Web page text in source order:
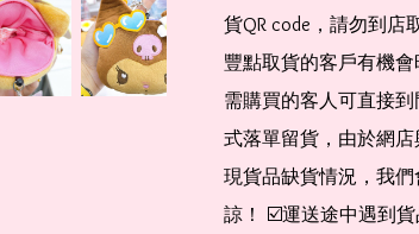
貨QR code，請勿到
豐點取貨的客戶有機
需購買的客人可直接
式落單留貨，由於網
現貨品缺貨情況，我
諒！ ☑️運送途中遇到貨